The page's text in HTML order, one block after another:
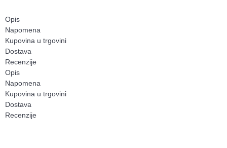
Opis
Napomena
Kupovina u trgovini
Dostava
Recenzije
Opis
Napomena
Kupovina u trgovini
Dostava
Recenzije